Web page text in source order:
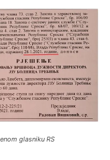
glasniku RS